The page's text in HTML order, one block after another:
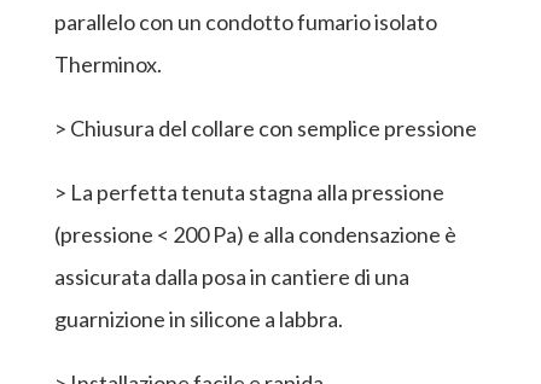
parallelo con un condotto fumario isolato
Therminox.
> Chiusura del collare con semplice pressione
> La perfetta tenuta stagna alla pressione
(pressione < 200 Pa) e alla condensazione è
assicurata dalla posa in cantiere di una
guarnizione in silicone a labbra.